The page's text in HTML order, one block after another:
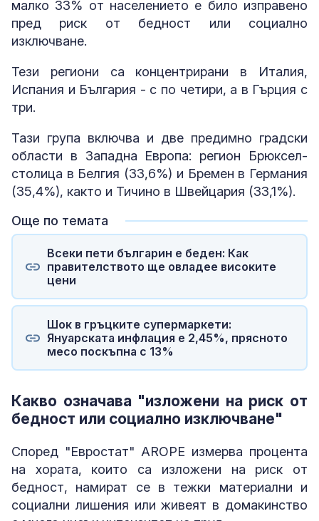
малко 33% от населението е било изправено
пред риск от бедност или социално
изключване.
Тези региони са концентрирани в Италия,
Испания и България - с по четири, а в Гърция с
три.
Тази група включва и две предимно градски
области в Западна Европа: регион Брюксел-
столица в Белгия (33,6%) и Бремен в Германия
(35,4%), както и Тичино в Швейцария (33,1%).
Още по темата
Всеки пети българин е беден: Как
правителството ще овладее високите
цени
Шок в гръцките супермаркети:
Януарската инфлация е 2,45%, прясното
месо поскъпна с 13%
Какво означава "изложени на риск от
бедност или социално изключване"
Според "Евростат" AROPE измерва процента
на хората, които са изложени на риск от
бедност, намират се в тежки материални и
социални лишения или живеят в домакинство